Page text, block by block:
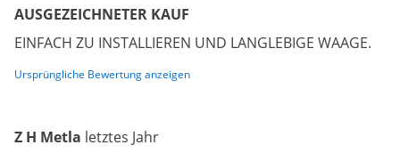
AUSGEZEICHNETER KAUF
EINFACH ZU INSTALLIEREN UND LANGLEBIGE WAAGE.
Ursprüngliche Bewertung anzeigen
Z H Metla letztes Jahr